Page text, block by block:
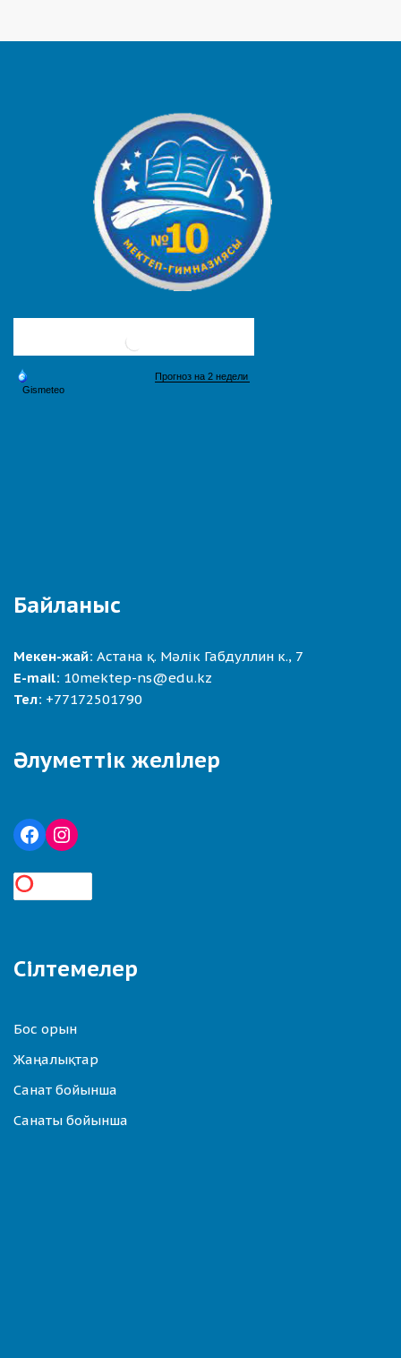
Байланыс
Мекен-жай: Астана қ. Мәлік Габдуллин к., 7
E-mail: 10mektep-ns@edu.kz
Тел: +77172501790
Әлуметтік желілер
Сілтемелер
Бос орын
Жаңалықтар
Санат бойынша
Санаты бойынша